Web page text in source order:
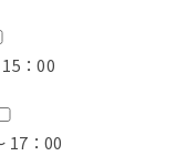
：00
17：00